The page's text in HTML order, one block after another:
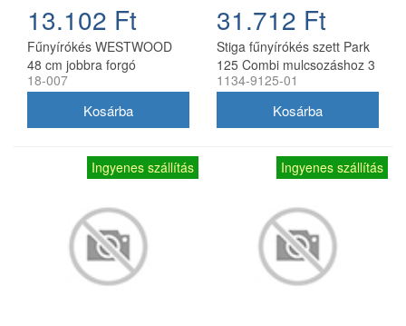
13.102 Ft
Fűnyírókés WESTWOOD
48 cm jobbra forgó
18-007
31.712 Ft
Stiga fűnyírókés szett Park
125 Combi mulcsozáshoz 3
db
1134-9125-01
Ingyenes szállítás Ingyenes szállítás